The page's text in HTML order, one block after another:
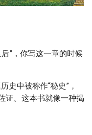
”，你写这一章的时候
史中被称作“秘史”，
证。这本书就像一种揭